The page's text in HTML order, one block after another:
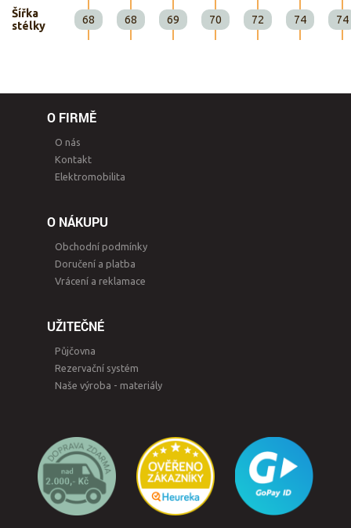
Šířka
stélky
68 68 69 70 72 74 74
O FIRMĚ
O nás
Kontakt
Elektromobilita
O NÁKUPU
Obchodní podmínky
Doručení a platba
Vrácení a reklamace
UŽITEČNÉ
Půjčovna
Rezervační systém
Naše výroba - materiály